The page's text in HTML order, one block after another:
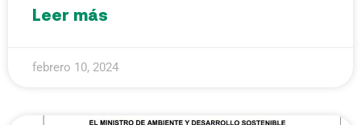
Leer más
febrero 10, 2024